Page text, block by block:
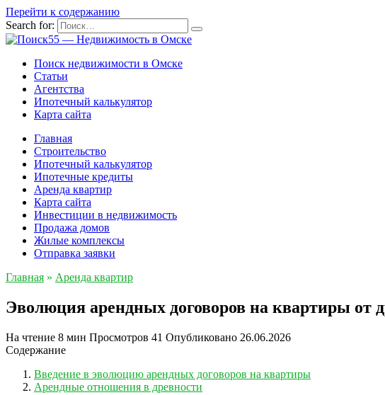
Перейти к содержанию
Search for:
Поиск недвижимости в Омске
Статьи
Агентства
Ипотечный калькулятор
Карта сайта
Главная
Строительство
Ипотечный калькулятор
Ипотечные кредиты
Аренда квартир
Карта сайта
Инвестиции в недвижимость
Продажа домов
Жилые комплексы
Отправка заявки
Главная » Аренда квартир
Эволюция арендных договоров на квартиры от
На чтение 8 мин Просмотров 41 Опубликовано 26.06.2026
Содержание
Введение в эволюцию арендных договоров на квартиры
Арендные отношения в древности